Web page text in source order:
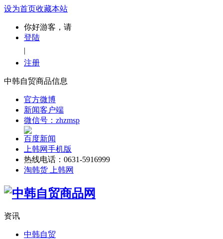
设为首页收藏本站
你好游客，请
登陆
|
注册
中韩自贸商品信息
官方微博
新闻客户端
微信号：zhzmsp
百度新闻
上韩网手机版
热线电话：0631-5916999
淘韩货 上韩网
资讯
中韩自贸